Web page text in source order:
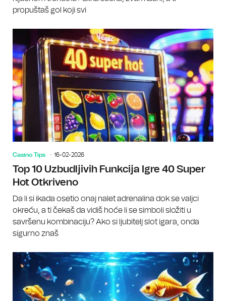
propuštaš gol koji svi
Casino Tips 16-02-2026
Top 10 Uzbudljivih Funkcija Igre 40 Super
Hot Otkriveno
Da li si ikada osetio onaj nalet adrenalina dok se valjci
okreću, a ti čekaš da vidiš hoće li se simboli složiti u
savršenu kombinaciju? Ako si ljubitelj slot igara, onda
sigurno znaš